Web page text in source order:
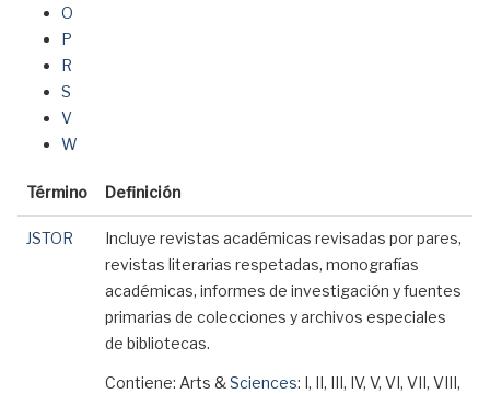
O
P
R
S
V
W
Término Definición
JSTOR
Incluye revistas académicas revisadas por pares,
revistas literarias respetadas, monografías
académicas, informes de investigación y fuentes
primarias de colecciones y archivos especiales
de bibliotecas.
Contiene: Arts &Sciences: I, II, III, IV, V, VI, VII, VIII,